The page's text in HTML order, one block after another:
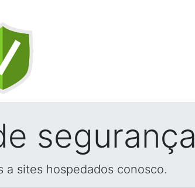
segurança
a sites hospedados conosco.